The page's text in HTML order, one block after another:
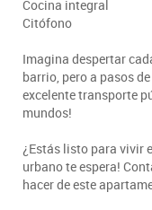
Cocina integral
Citófono
Imagina despertar
barrio, pero a pasos
excelente transporte
mundos!
¿Estás listo para vivir
urbano te espera!
hacer de este